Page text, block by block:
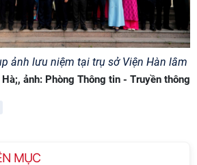
ảnh lưu niệm tại trụ sở Viện Hàn lâm
ảnh: Phòng Thông tin - Truyền thông
MỤC